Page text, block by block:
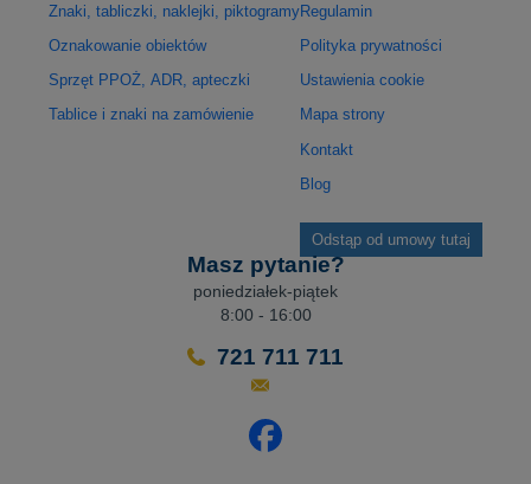
Znaki, tabliczki, naklejki, piktogramy
Oznakowanie obiektów
Sprzęt PPOŻ, ADR, apteczki
Tablice i znaki na zamówienie
Regulamin
Polityka prywatności
Ustawienia cookie
Mapa strony
Kontakt
Blog
Odstąp od umowy tutaj
Masz pytanie?
poniedziałek-piątek
8:00 - 16:00
721 711 711
Odwiedź nasz profil na